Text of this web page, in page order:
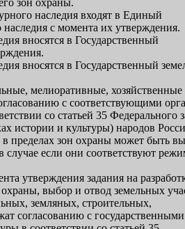
зон охраны.
наследия входят в Единый
наследия с момента их утверждения.
вносятся в Государственный
вносятся в Государственный
мелиоративные,
с соответствующими
со статьей 35 Федерального
истории и культуры) народов
пределах зон охраны может быть
если они соответствуют
утверждения задания на
выбор и отвод земельных
земляных, строительных,
согласованию с государственными